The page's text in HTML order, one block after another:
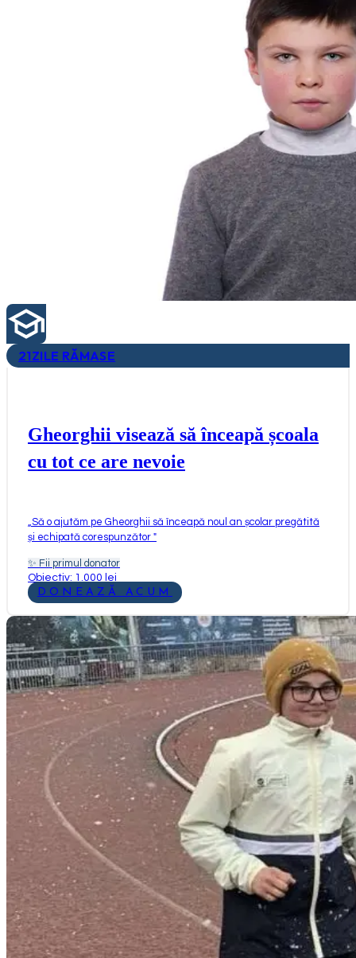
21ZILE RĂMASE
Gheorghii visează să înceapă școala
cu tot ce are nevoie
Să o ajutăm pe Gheorghii să înceapă noul an școlar pregătită
și echipată corespunzător "
✨ Fii primul donator
Obiectiv: 1.000 lei
DONEAZĂ ACUM